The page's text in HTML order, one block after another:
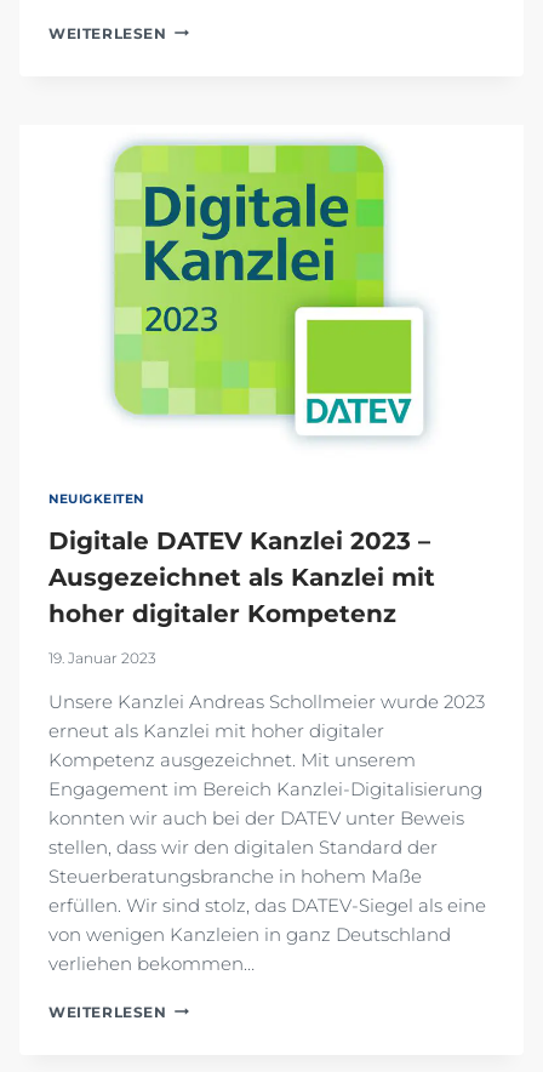
WEITERLESEN DIGITALE
AUSGEZEICHNET
KANZLEI
MIT
HOHER
DIGITALER
KOMPETENZ
NEUIGKEITEN
Digitale DATEV Kanzlei 2023 –
Ausgezeichnet als Kanzlei mit
hoher digitaler Kompetenz
19. Januar 2023
Unsere Kanzlei Andreas Schollmeier wurde 2023
erneut als Kanzlei mit hoher digitaler
Kompetenz ausgezeichnet. Mit unserem
Engagement im Bereich Kanzlei-Digitalisierung
konnten wir auch bei der DATEV unter Beweis
stellen, dass wir den digitalen Standard der
Steuerberatungsbranche in hohem Maße
erfüllen. Wir sind stolz, das DATEV-Siegel als eine
von wenigen Kanzleien in ganz Deutschland
verliehen bekommen…
WEITERLESEN DIGITALE